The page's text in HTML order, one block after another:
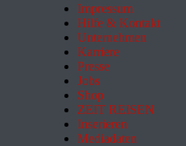
Impressum
Hilfe & Kontakt
Unternehmen
Karriere
Presse
Jobs
Shop
ZEIT REISEN
Inserieren
Mediadaten